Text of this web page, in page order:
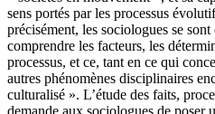
sens portés par les processus
précisément, les sociologues se
comprendre les facteurs, les
processus, et ce, tant en ce qui
autres phénomènes disciplinaires
culturalisé ». L’étude des faits,
demande aux sociologues de poser